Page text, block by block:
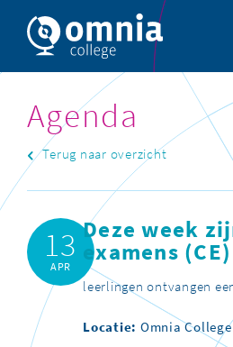
Agenda
Terug naar overzicht
13
APR
Deze week
examens
leerlingen ontvangen
Locatie: Omnia College